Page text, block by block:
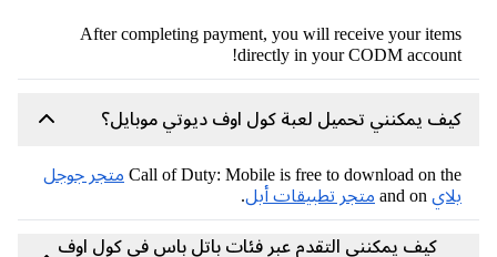
After completing payment, you will receive your
directly in your CODM
يمكنني تحميل لعبة كول اوف ديوتي موبايل؟
Call of Duty: Mobile is free to download on متجر جوجل
متجر تطبيقات أبل.
كيف يمكنني التقدم عبر فئات باتل باس في كول اوف